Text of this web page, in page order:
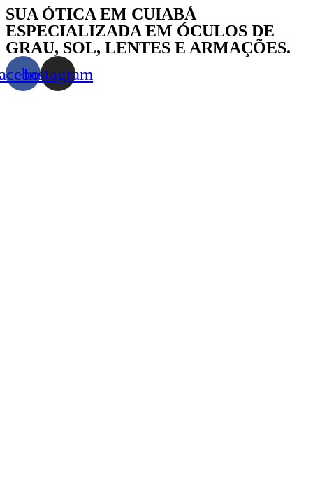
Skip
to
content
SUA ÓTICA EM CUIABÁ
ESPECIALIZADA EM ÓCULOS DE
GRAU, SOL, LENTES E ARMAÇÕES.
Instagram